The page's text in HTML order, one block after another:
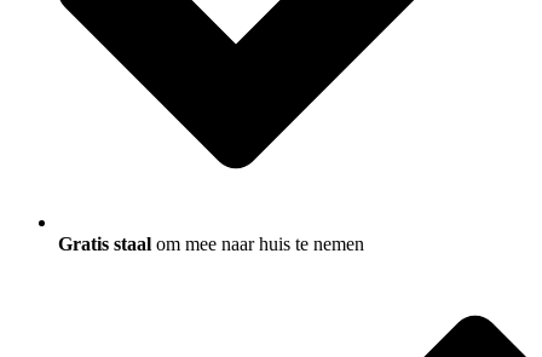
Gratis staal om mee naar huis te nemen